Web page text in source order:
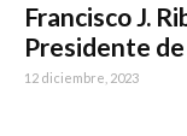
Francisco J.
Presidente
12 diciembre, 2023